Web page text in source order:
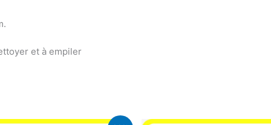
et à empiler
Le
Le
Le
Le